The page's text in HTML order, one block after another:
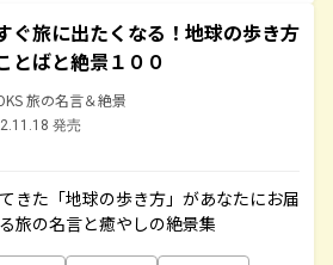
ぐ旅に出たくなる！地球の歩き方
とばと絶景１００
旅の名言＆絶景
発売
きた「地球の歩き方」があなたにお届
旅の名言と癒やしの絶景集